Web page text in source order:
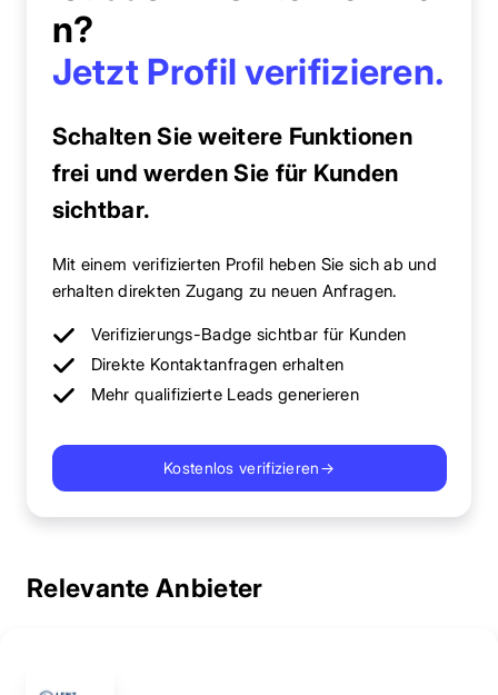
n?
Jetzt Profil verifizieren.
Schalten Sie weitere Funktionen
frei und werden Sie für Kunden
sichtbar.
Mit einem verifizierten Profil heben Sie sich ab und
erhalten direkten Zugang zu neuen Anfragen.
Verifizierungs-Badge sichtbar für Kunden
Direkte Kontaktanfragen erhalten
Mehr qualifizierte Leads generieren
Kostenlos verifizieren→
Relevante Anbieter